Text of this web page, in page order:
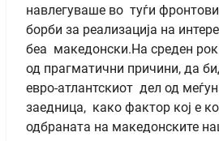
навлегуваше во туѓи
борби за реализација на
беа македонски.На среден
од прагматични причини, да
евро-атлантскиот дел од
заедница, како фактор кој е
одбраната на македонските